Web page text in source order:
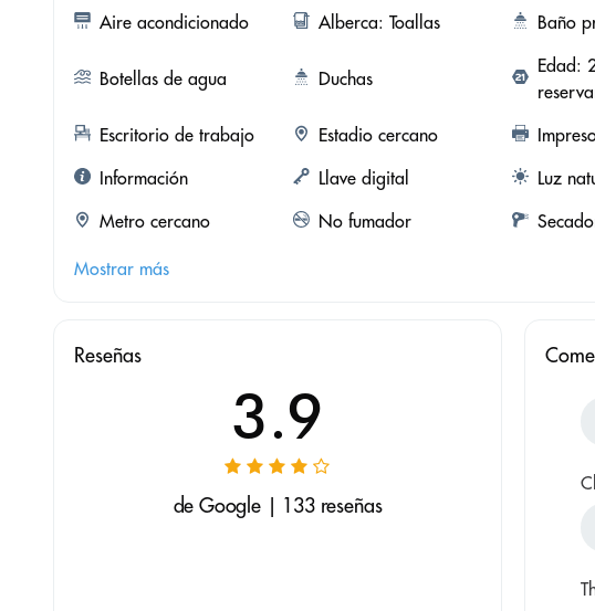
Aire acondicionado
Alberca: Toallas Baño
Botellas de agua Duchas
Edad:
Escritorio de trabajo
Estadio cercano
Información
Llave digital
Luz
Metro cercano
No fumador
Mostrar más
Reseñas
3.9
de Google | 133 reseñas